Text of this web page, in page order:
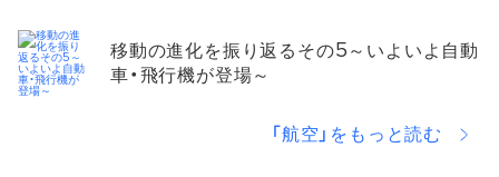
移動の進化を振り返るその5～いよいよ自動
車・飛行機が登場～
「航空」をもっと読む